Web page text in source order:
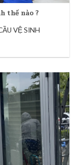
thế nào ?
VỆ SINH